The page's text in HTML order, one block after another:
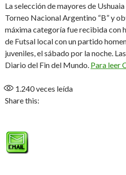
La selección de mayores de
Torneo Nacional Argentino “B” y
máxima categoría fue recibida con
de Futsal local con un partido
juveniles, el sábado por la noche.
Diario del Fin del Mundo. Para leer
1.240veces leída
Share this: